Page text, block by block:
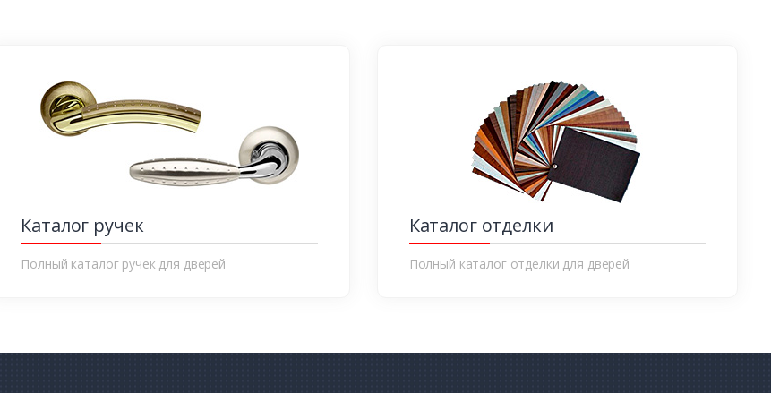
Каталог ручек
Полный каталог ручек для дверей
Каталог отделки
Полный каталог отделки для дверей